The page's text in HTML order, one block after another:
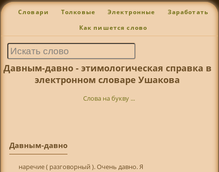
Словари Толковые Электронные Заработать
Как пишется слово
Давным-давно - этимологическая справка в
электронном словаре Ушакова
Слова на букву ...
Давным-давно
наречие ( разговорный ). Очень давно. Я